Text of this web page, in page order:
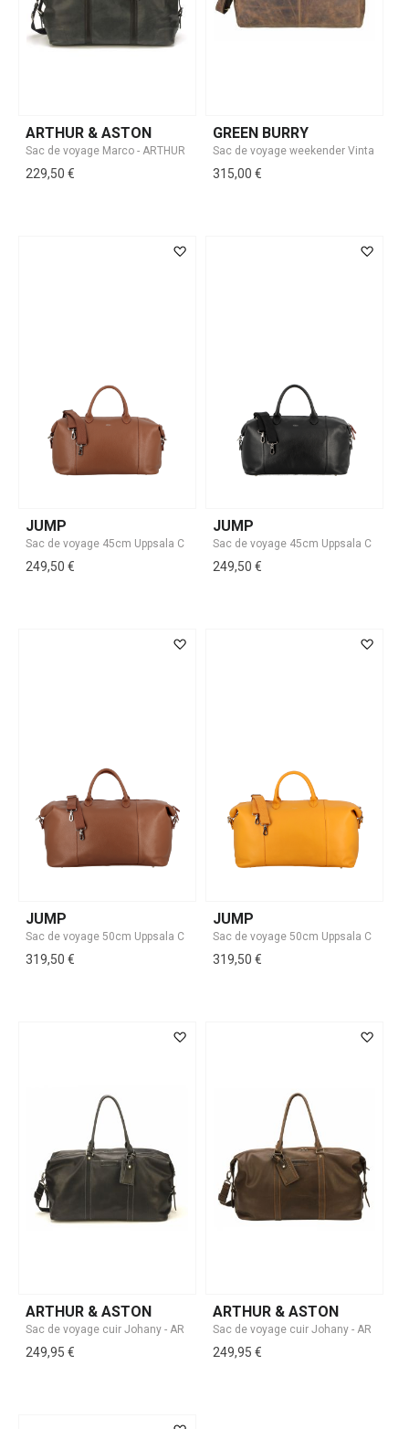
ARTHUR & ASTON
229,50 €
GREEN BURRY
315,00 €
JUMP
249,50 €
JUMP
249,50 €
JUMP
319,50 €
JUMP
319,50 €
ARTHUR & ASTON
249,95 €
ARTHUR & ASTON
249,95 €